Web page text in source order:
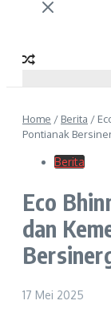
Home / Berita /
Pontianak
Berita
Eco
dan
17 Mei 2025